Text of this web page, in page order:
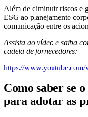
Além de diminuir riscos e
ESG ao planejamento
comunicação entre os
Assista ao vídeo e saiba
cadeia de fornecedores:
https://
Como saber se
para adotar as